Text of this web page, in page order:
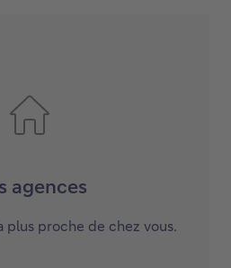
agences
plus proche de chez vous.